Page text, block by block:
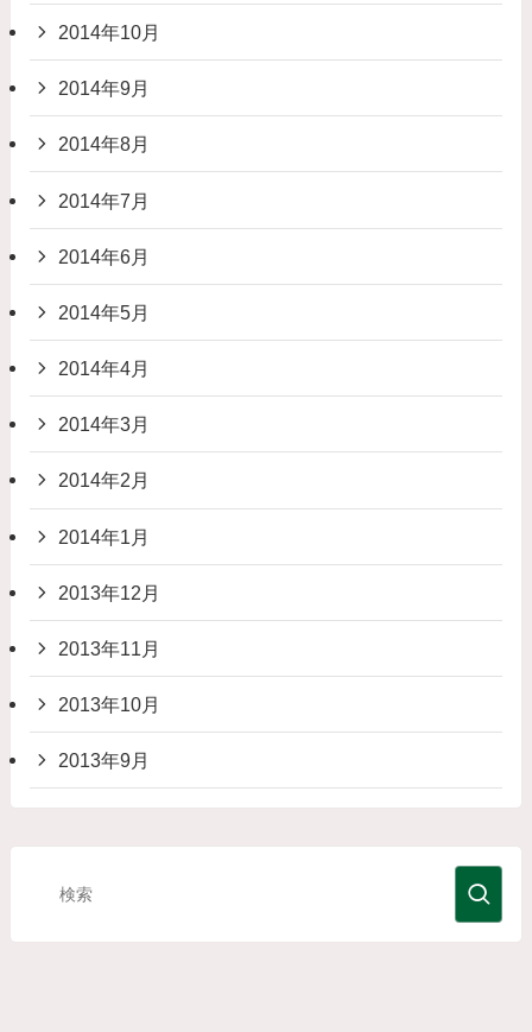
2014年10月
2014年9月
2014年8月
2014年7月
2014年6月
2014年5月
2014年4月
2014年3月
2014年2月
2014年1月
2013年12月
2013年11月
2013年10月
2013年9月